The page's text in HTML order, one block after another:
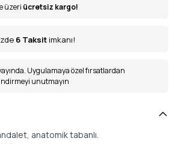
üzeri ücretsiz kargo!
6 Taksit imkanı!
Uygulamaya özel fırsatlardan
unutmayın
anatomik tabanlı.